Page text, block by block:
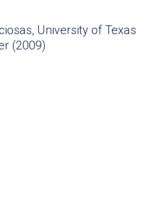
University of Texas
(2009)